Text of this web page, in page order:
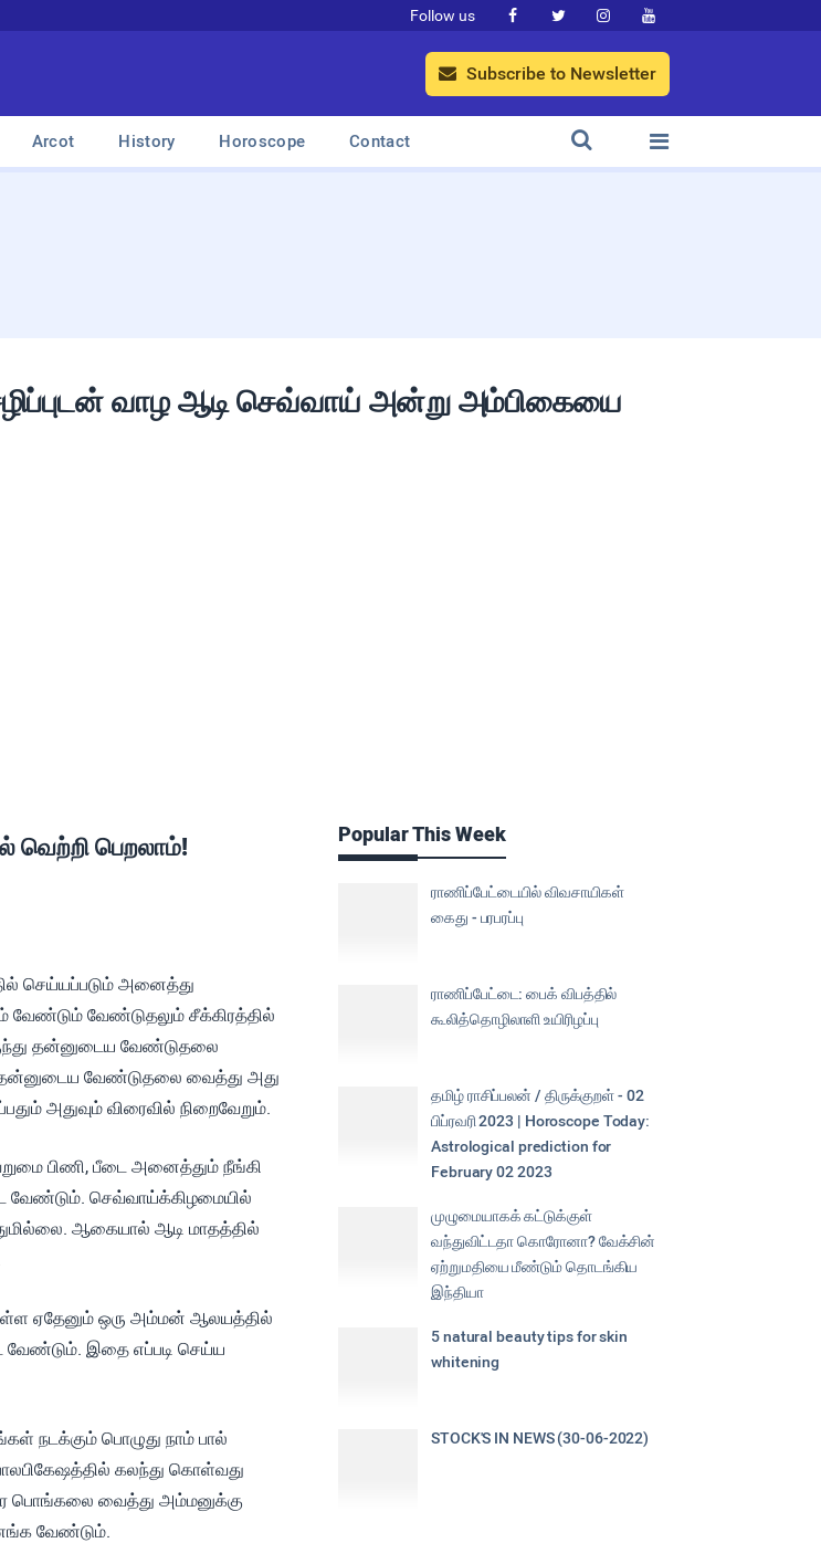
Follow us    
 Subscribe to Newsletter
Arcot History Horoscope Contact 

வாழ ஆடி செவ்வாய் அன்று அம்பிகையை
வெற்றி பெறலாம்!
செய்யப்படும் அனைத்து
வேண்டும் வேண்டுதலும் சீக்கிரத்தில்
தன்னுடைய வேண்டுதலை
வேண்டுதலை வைத்து அது
அதுவும் விரைவில் நிறைவேறும்.
பிணி, பீடை அனைத்தும் நீங்கி
வேண்டும். செவ்வாய்க்கிழமையில்
ஆகையால் ஆடி மாதத்தில்
உள்ள ஏதேனும் ஒரு அம்மன் ஆலயத்தில்
இதை எப்படி செய்ய
நடக்கும் பொழுது நாம் பால்
கலந்து கொள்வது
பொங்கலை வைத்து அம்மனுக்கு
வேண்டும்.
Popular This Week
ராணிப்பேட்டையில் விவசாயிகள்
கைது - பரபரப்பு
ராணிப்பேட்டை: பைக் விபத்தில்
கூலித்தொழிலாளி உயிரிழப்பு
தமிழ் ராசிப்பலன் / திருக்குறள் - 02
பிப்ரவரி 2023 | Horoscope Today:
Astrological prediction for
February 02 2023
முழுமையாகக் கட்டுக்குள்
வந்துவிட்டதா கொரோனா? வேக்சின்
ஏற்றுமதியை மீண்டும் தொடங்கிய
இந்தியா
5 natural beauty tips for skin
whitening
STOCK'S IN NEWS (30-06-2022)